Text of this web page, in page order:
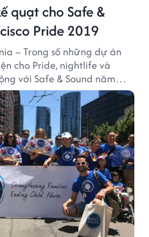
quạt cho Safe &
Pride 2019
– Trong số những dự án
cho Pride, nightlife và
với Safe & Sound năm
biệt. Safe & Sound là tổ
Francisco hoạt động trong
trẻ em, hỗ trợ gia đình
toàn cho trẻ em.